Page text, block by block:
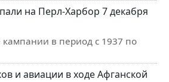
на Перл-Харбор 7 декабря
в период с 1937 по
и авиации в ходе Афганской